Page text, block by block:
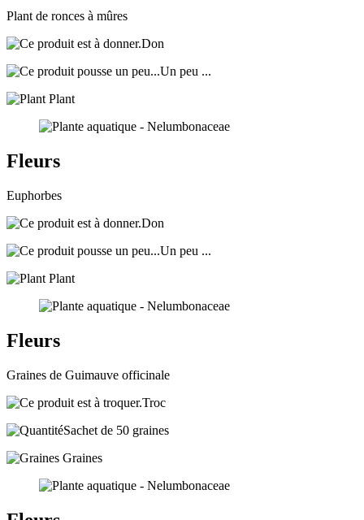
Plant de ronces à mûres
Don
Un peu ...
Plant
Fleurs
Euphorbes
Don
Un peu ...
Plant
Fleurs
Graines de Guimauve officinale
Troc
Sachet de 50 graines
Graines